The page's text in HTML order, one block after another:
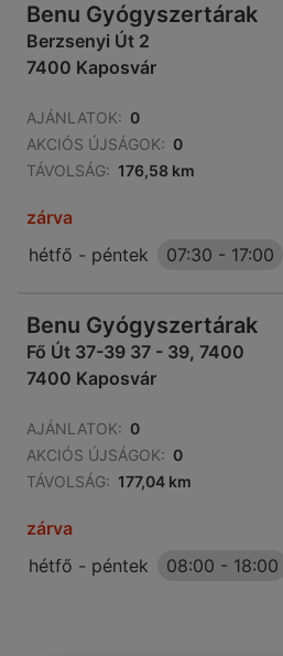
Benu Gyógyszertárak
Berzsenyi Út 2
7400 Kaposvár
AJÁNLATOK: 0
AKCIÓS ÚJSÁGOK: 0
TÁVOLSÁG: 176,58 km
zárva
hétfő - péntek
07:30 - 17:00
Benu Gyógyszertárak
Fő Út 37-39 37 - 39, 7400
7400 Kaposvár
AJÁNLATOK: 0
AKCIÓS ÚJSÁGOK: 0
TÁVOLSÁG: 177,04 km
zárva
hétfő - péntek
08:00 - 18:00